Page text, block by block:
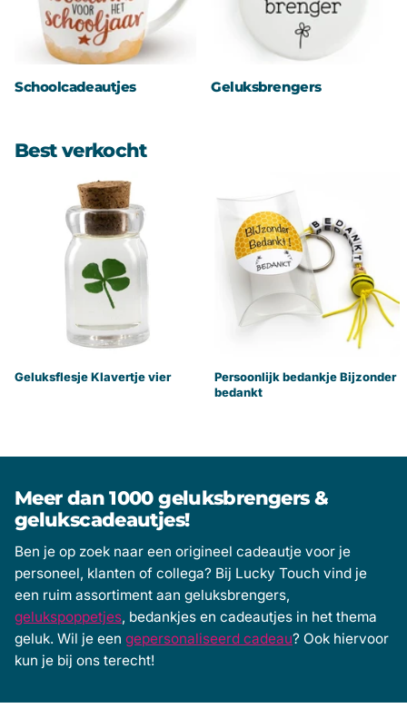
Schoolcadeautjes Geluksbrengers
Best verkocht
Geluksflesje Klavertje vier
Persoonlijk bedankje Bijzonder
bedankt
Meer dan 1000 geluksbrengers &
gelukscadeautjes!
Ben je op zoek naar een origineel cadeautje voor je
personeel, klanten of collega? Bij Lucky Touch vind je
een ruim assortiment aan geluksbrengers,
gelukspoppetjes, bedankjes en cadeautjes in het thema
geluk. Wil je een gepersonaliseerd cadeau? Ook hiervoor
kun je bij ons terecht!